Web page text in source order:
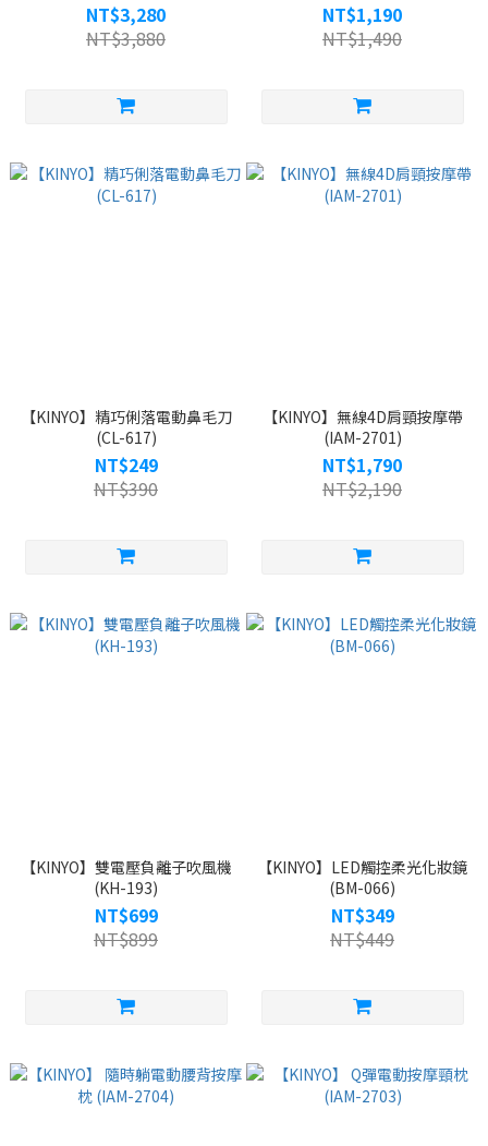
NT$3,280
NT$3,880
NT$1,190
NT$1,490
【KINYO】精巧俐落電動鼻毛刀
(CL-617)
NT$249
NT$390
【KINYO】無線4D肩頸按摩帶
(IAM-2701)
NT$1,790
NT$2,190
【KINYO】雙電壓負離子吹風機
(KH-193)
NT$699
NT$899
【KINYO】LED觸控柔光化妝鏡
(BM-066)
NT$349
NT$449